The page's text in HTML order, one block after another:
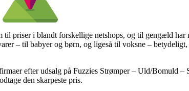
priser i blandt forskellige netshops, og til gengæld har
– til babyer og børn, og ligeså til voksne –
efter udsalg på Fuzzies Strømper – Uld/Bomuld –
den skarpeste pris.